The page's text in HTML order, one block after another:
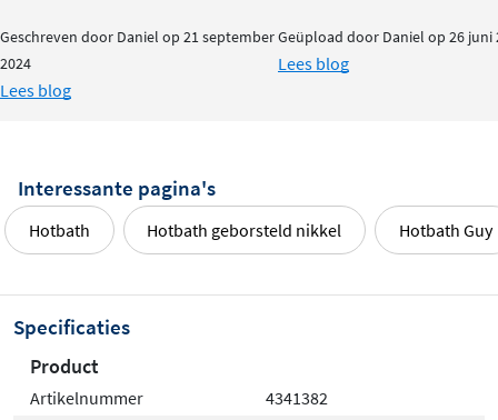
Geschreven door Daniel op 21 september
2024
Lees blog
Geüpload door Daniel op 26 juni
Lees blog
Interessante pagina's
Hotbath Hotbath geborsteld nikkel Hotbath Guy
Specificaties
Product
Artikelnummer
4341382